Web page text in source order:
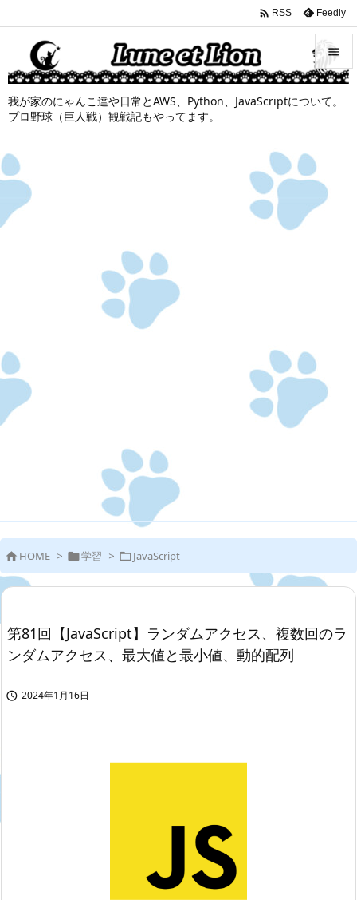
我が家のにゃんこ達や日常とAWS、Python、JavaScriptについて。
プロ野球（巨人戦）観戦記もやってます。


メニュ
前へ
 RSS Feedly
 HOME > 学習 > JavaScript
第81回【JavaScript】ランダムアクセス、複数回のラ
ンダムアクセス、最大値と最小値、動的配列
 2024年1月16日